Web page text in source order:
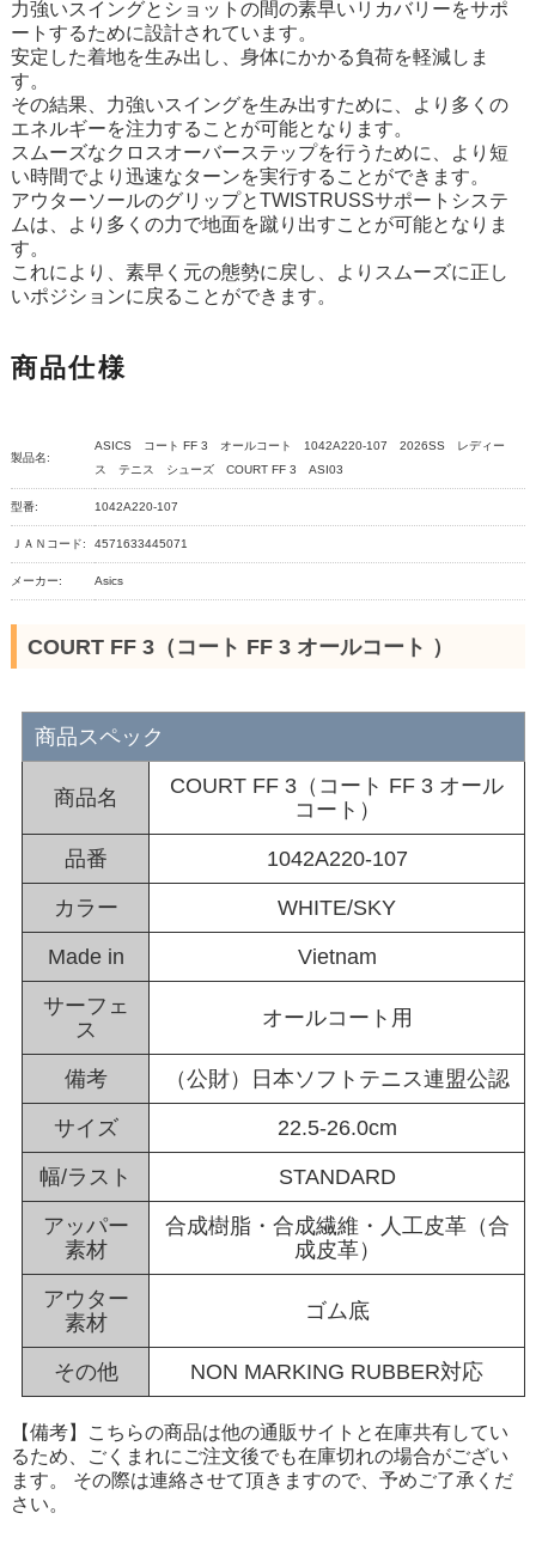
力強いスイングとショットの間の素早いリカバリーをサポ
ートするために設計されています。
安定した着地を生み出し、身体にかかる負荷を軽減しま
す。
その結果、力強いスイングを生み出すために、より多くの
エネルギーを注力することが可能となります。
スムーズなクロスオーバーステップを行うために、より短
い時間でより迅速なターンを実行することができます。
アウターソールのグリップとTWISTRUSSサポートシステ
ムは、より多くの力で地面を蹴り出すことが可能となりま
す。
これにより、素早く元の態勢に戻し、よりスムーズに正し
いポジションに戻ることができます。
商品仕様
製品名:
ASICS コート FF 3 オールコート 1042A220-107 2026SS レディー
ス テニス シューズ COURT FF 3 ASI03
型番: 1042A220-107
ＪＡＮコード: 4571633445071
メーカー: Asics
COURT FF 3（コート FF 3 オールコート ）
商品スペック
商品名
COURT FF 3（コート FF 3 オール
コート）
品番 1042A220-107
カラー WHITE/SKY
Made in Vietnam
サーフェ
ス
オールコート用
備考 （公財）日本ソフトテニス連盟公認
サイズ 22.5-26.0cm
幅/ラスト STANDARD
アッパー
素材
合成樹脂・合成繊維・人工皮革（合
成皮革）
アウター
素材
ゴム底
その他 NON MARKING RUBBER対応
【備考】こちらの商品は他の通販サイトと在庫共有してい
るため、ごくまれにご注文後でも在庫切れの場合がござい
ます。 その際は連絡させて頂きますので、予めご了承くだ
さい。